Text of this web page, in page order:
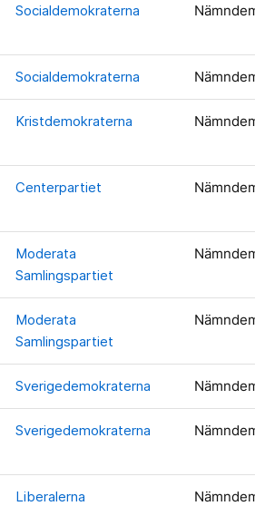
Socialdemokraterna
Socialdemokraterna
Kristdemokraterna
Centerpartiet
Moderata
Samlingspartiet
Moderata
Samlingspartiet
Sverigedemokraterna
Sverigedemokraterna
Liberalerna